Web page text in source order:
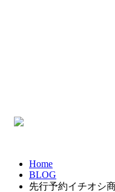
Home
BLOG
先行予約イチオシ